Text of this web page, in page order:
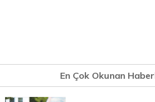
En Çok Okunan